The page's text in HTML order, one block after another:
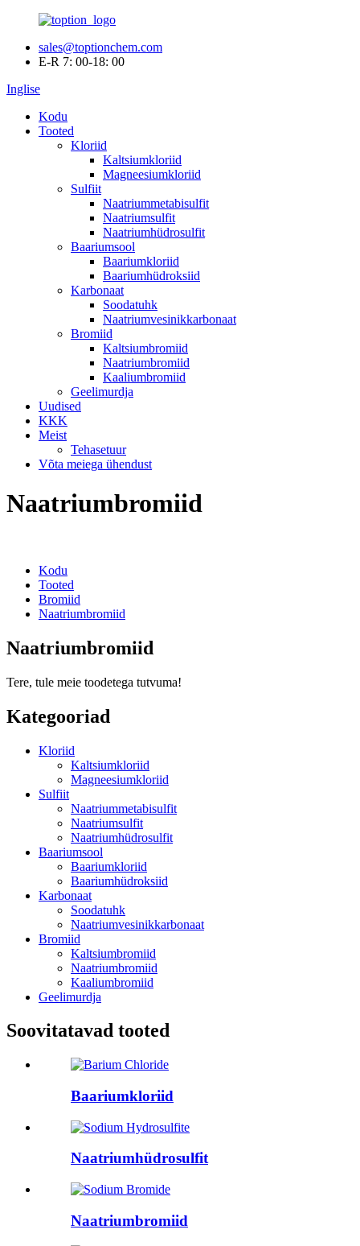
sales@toptionchem.com
E-R 7: 00-18: 00
Inglise
Kodu
Tooted
Kloriid
Kaltsiumkloriid
Magneesiumkloriid
Sulfiit
Naatriummetabisulfit
Naatriumsulfit
Naatriumhüdrosulfit
Baariumsool
Baariumkloriid
Baariumhüdroksiid
Karbonaat
Soodatuhk
Naatriumvesinikkarbonaat
Bromiid
Kaltsiumbromiid
Naatriumbromiid
Kaaliumbromiid
Geelimurdja
Uudised
KKK
Meist
Tehasetuur
Võta meiega ühendust
Naatriumbromiid
Kodu
Tooted
Bromiid
Naatriumbromiid
Naatriumbromiid
Tere, tule meie toodetega tutvuma!
Kategooriad
Kloriid
Kaltsiumkloriid
Magneesiumkloriid
Sulfiit
Naatriummetabisulfit
Naatriumsulfit
Naatriumhüdrosulfit
Baariumsool
Baariumkloriid
Baariumhüdroksiid
Karbonaat
Soodatuhk
Naatriumvesinikkarbonaat
Bromiid
Kaltsiumbromiid
Naatriumbromiid
Kaaliumbromiid
Geelimurdja
Soovitatavad tooted
Baariumkloriid
Naatriumhüdrosulfit
Naatriumbromiid